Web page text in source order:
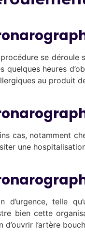
se déroule
quelques heures
au produit
cas, notamment
une
d’urgence, telle
bien cette
d’ouvrir l’artère